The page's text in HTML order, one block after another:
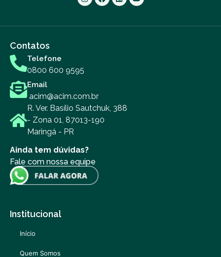
Contatos
Telefone
0800 600 9595
Email
acim@acim.com.br
R. Ver. Basílio Sautchuk, 388
- Zona 01, 87013-190
Maringá - PR
Ainda tem dúvidas?
Fale com nossa equipe
Institucional
Início
Quem Somos